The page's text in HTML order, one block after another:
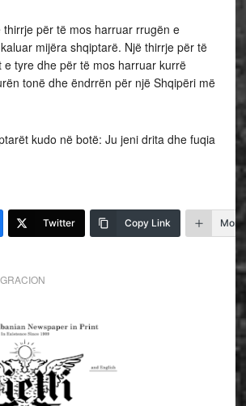
thirrje për të mos harruar rrugën e
mijëra shqiptarë. Një thirrje për të
e tyre dhe për të mos harruar kurrë
tonë dhe ëndrrën për një Shqipëri më
kudo në botë: Ju jeni drita dhe fuqia
Twitter Copy Link More